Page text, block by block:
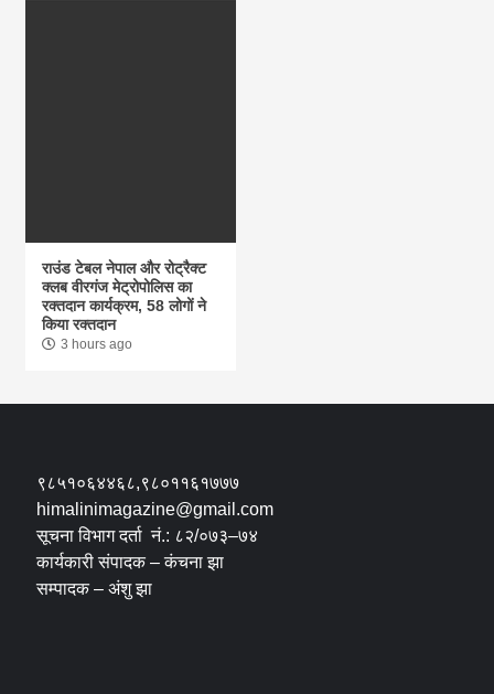
राउंड टेबल नेपाल और रोट्रैक्ट
क्लब वीरगंज मेट्रोपोलिस का
रक्तदान कार्यक्रम, 58 लोगों ने
किया रक्तदान
3 hours ago
९८५१०६४४६८,९८०११६१७७७
himalinimagazine@gmail.com
सूचना विभाग दर्ता नं.: ८२/०७३–७४
कार्यकारी संपादक – कंचना झा
सम्पादक – अंशु झा